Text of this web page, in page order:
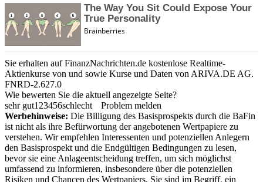
Sie erhalten auf FinanzNachrichten.de kostenlose Realtime-
Aktienkurse von und sowie Kurse und Daten von ARIVA.DE AG.
FNRD-2.627.0
Wie bewerten Sie die aktuell angezeigte Seite?
sehr gut1 23456schlecht
Problem melden
Werbehinweise: Die Billigung des Basisprospekts durch die BaFin
ist nicht als ihre Befürwortung der angebotenen Wertpapiere zu
verstehen. Wir empfehlen Interessenten und potenziellen Anlegern
den Basisprospekt und die Endgültigen Bedingungen zu lesen,
bevor sie eine Anlageentscheidung treffen, um sich möglichst
umfassend zu informieren, insbesondere über die potenziellen
Risiken und Chancen des Wertpapiers. Sie sind im Begriff, ein